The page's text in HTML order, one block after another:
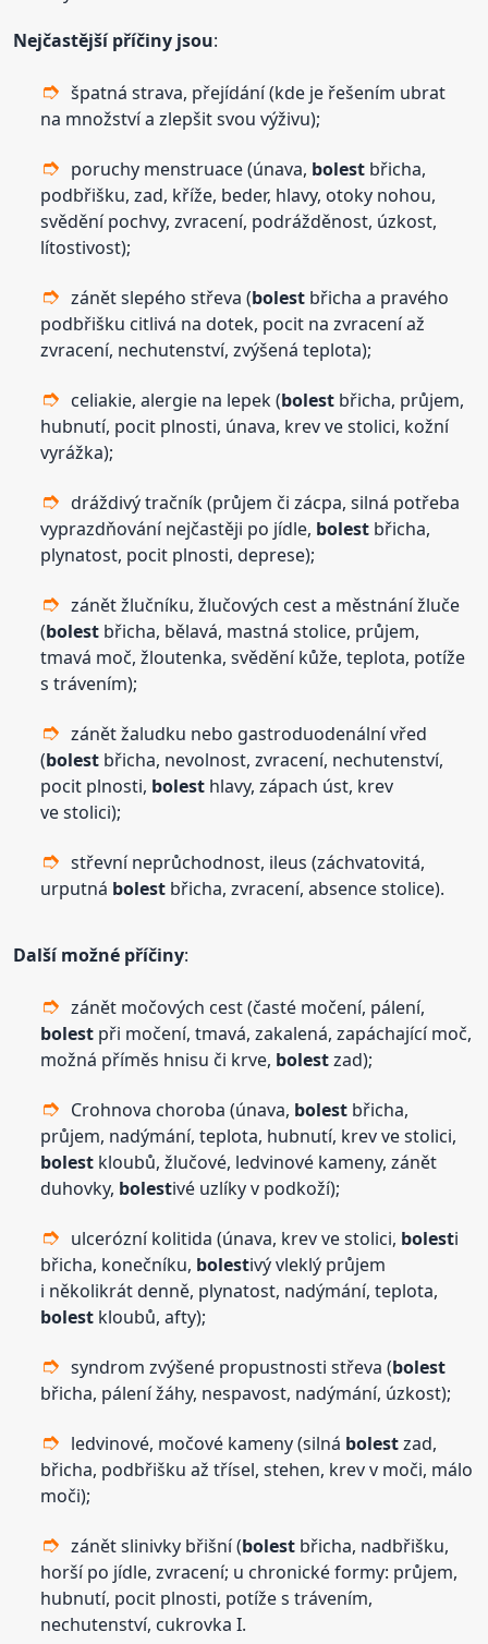
Nejčastější příčiny jsou:
špatná strava, přejídání (kde je řešením ubrat
na množství a zlepšit svou výživu);
poruchy menstruace (únava, bolest břicha,
podbřišku, zad, kříže, beder, hlavy, otoky nohou,
svědění pochvy, zvracení, podrážděnost, úzkost,
lítostivost);
zánět slepého střeva (bolest břicha a pravého
podbřišku citlivá na dotek, pocit na zvracení až
zvracení, nechutenství, zvýšená teplota);
celiakie, alergie na lepek (bolest břicha, průjem,
hubnutí, pocit plnosti, únava, krev ve stolici, kožní
vyrážka);
dráždivý tračník (průjem či zácpa, silná potřeba
vyprazdňování nejčastěji po jídle, bolest břicha,
plynatost, pocit plnosti, deprese);
zánět žlučníku, žlučových cest a městnání žluče
(bolest břicha, bělavá, mastná stolice, průjem,
tmavá moč, žloutenka, svědění kůže, teplota, potíže
s trávením);
zánět žaludku nebo gastroduodenální vřed
(bolest břicha, nevolnost, zvracení, nechutenství,
pocit plnosti, bolest hlavy, zápach úst, krev
ve stolici);
střevní neprůchodnost, ileus (záchvatovitá,
urputná bolest břicha, zvracení, absence stolice).
Další možné příčiny:
zánět močových cest (časté močení, pálení,
bolest při močení, tmavá, zakalená, zapáchající moč,
možná příměs hnisu či krve, bolestzad);
Crohnova choroba (únava, bolest břicha,
průjem, nadýmání, teplota, hubnutí, krev ve stolici,
bolest kloubů, žlučové, ledvinové kameny, zánět
duhovky, bolestivé uzlíky v podkoží);
ulcerózní kolitida (únava, krev ve stolici, bolesti
břicha, konečníku, bolestivý vleklý průjem
i několikrát denně, plynatost, nadýmání, teplota,
bolest kloubů, afty);
syndrom zvýšené propustnosti střeva (bolest
břicha, pálení žáhy, nespavost, nadýmání, úzkost);
ledvinové, močové kameny (silná bolestzad,
břicha, podbřišku až třísel, stehen, krev v moči, málo
moči);
zánět slinivky břišní (bolest břicha, nadbřišku,
horší po jídle, zvracení; u chronické formy: průjem,
hubnutí, pocit plnosti, potíže s trávením,
nechutenství, cukrovka I.